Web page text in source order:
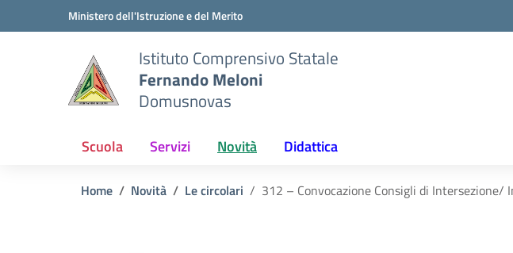
Vai ai contenuti
Vai al menu di navigazioneMinistero dell'Istruzione e del Merito
Istituto Comprensivo Statale
Fernando Meloni
Domusnovas
Scuola Servizi Novità Didattica
Home Novità Le circolari 312 – Convocazione Consigli di Intersezione/